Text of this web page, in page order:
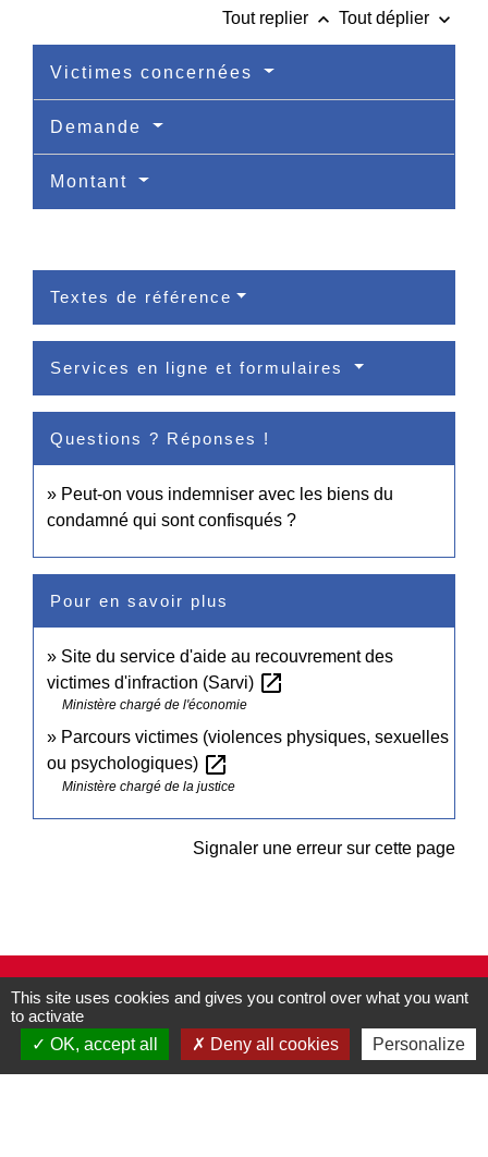
Tout replier keyboard_arrow_up Tout déplier keyboard_arrow_down
Victimes concernées
Demande
Montant
Textes de référence
Services en ligne et formulaires
Questions ? Réponses !
Peut-on vous indemniser avec les biens du
condamné qui sont confisqués ?
Pour en savoir plus
Site du service d'aide au recouvrement des
victimes d'infraction (Sarvi) open_in_new
Ministère chargé de l'économie
Parcours victimes (violences physiques, sexuelles
ou psychologiques) open_in_new
Ministère chargé de la justice
Signaler une erreur sur cette page
Contacts
2 rue des Rossignols
27130 Pullay - FRANCE
This site uses cookies and gives you control over what you want
to activate
OK, accept all
Deny all cookies Personalize